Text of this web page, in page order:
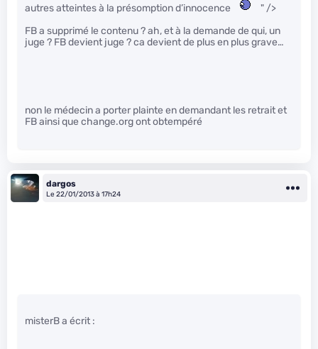
autres atteintes à la présomption d’innocence
" />
FB a supprimé le contenu ? ah, et à la demande de qui, un
juge ? FB devient juge ? ca devient de plus en plus grave…
non le médecin a porter plainte en demandant les retrait et
FB ainsi que change.org ont obtempéré
dargos
Le 22/01/2013 à 17h24
misterB a écrit :